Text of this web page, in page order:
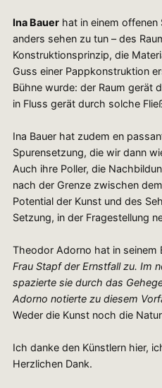
Ina Bauer hat in einem
anders sehen zu tun – des
Konstruktionsprinzip, die
Guss einer Pappkonstruktion
Bühne wurde: der Raum gerät
in Fluss gerät durch solche
Ina Bauer hat zudem en
Spurensetzung, die wir dann
Auch ihre Poller, die
nach der Grenze zwischen
Potential der Kunst und des
Setzung, in der Fragestellung
Theodor Adorno hat in seinem
Frau Stapf der Ernstfall zu. Im
spazierte sie durch das
Adorno notierte zu diesem
Weder die Kunst noch die
Ich danke den Künstlern hier,
Herzlichen Dank.